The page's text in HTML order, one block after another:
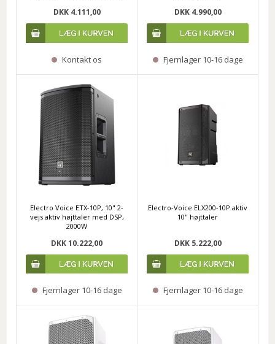
DKK 4.111,00
Kontakt os
DKK 4.990,00
Fjernlager 10-16 dage
Electro Voice ETX-10P, 10" 2-
vejs aktiv højttaler med DSP,
2000W
DKK 10.222,00
Fjernlager 10-16 dage
Electro-Voice ELX200-10P aktiv
10" højttaler
DKK 5.222,00
Fjernlager 10-16 dage